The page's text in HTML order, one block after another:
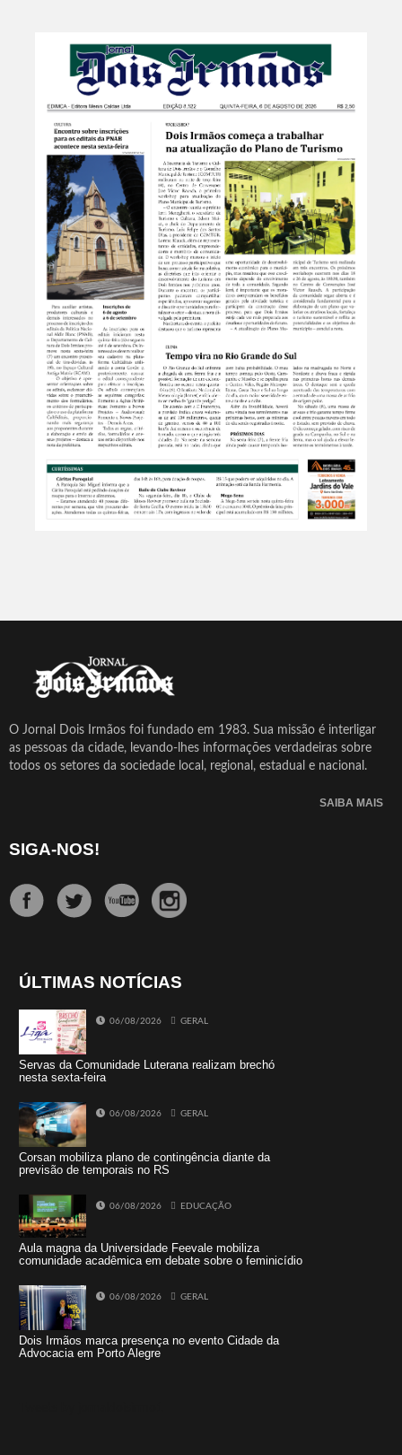
O Jornal Dois Irmãos foi fundado em 1983. Sua missão é interligar
as pessoas da cidade, levando-lhes informações verdadeiras sobre
todos os setores da sociedade local, regional, estadual e nacional.
SAIBA MAIS
SIGA-NOS!
ÚLTIMAS NOTÍCIAS
06/08/2026 GERAL
Servas da Comunidade Luterana realizam brechó
nesta sexta-feira
06/08/2026 GERAL
Corsan mobiliza plano de contingência diante da
previsão de temporais no RS
06/08/2026 EDUCAÇÃO
Aula magna da Universidade Feevale mobiliza
comunidade acadêmica em debate sobre o feminicídio
06/08/2026 GERAL
Dois Irmãos marca presença no evento Cidade da
Advocacia em Porto Alegre